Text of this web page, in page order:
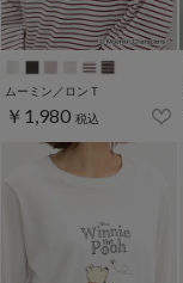
ムーミン／ロンＴ
￥1,980 税込